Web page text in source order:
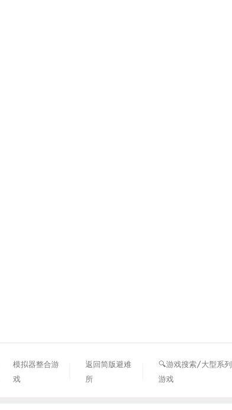
模拟器整合游
戏
返回简版避难
所
🔍游戏搜索/大型系列
游戏